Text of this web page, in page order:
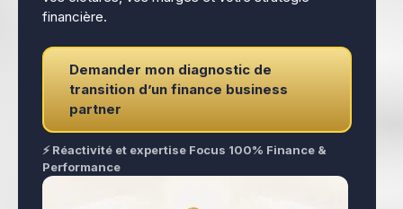
financière.
Demander mon diagnostic de
transition d’un finance business
partner
⚡ Réactivité et expertise Focus 100% Finance &
Performance